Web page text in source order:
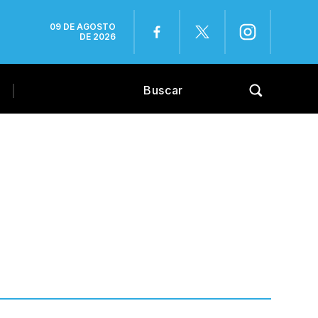
09 DE AGOSTO
DE 2026